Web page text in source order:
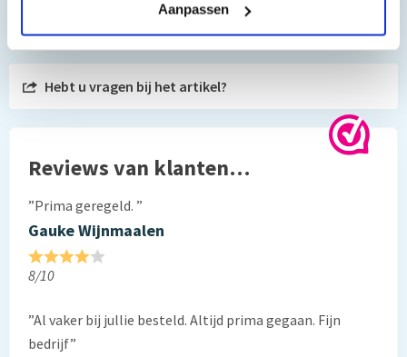
Aanpassen
Toch nog een vraag?
Hebt u vragen bij het artikel?
Reviews van klanten…
”Prima geregeld. ”
Gauke Wijnmaalen
8/10
”Al vaker bij jullie besteld. Altijd prima gegaan. Fijn
bedrijf”